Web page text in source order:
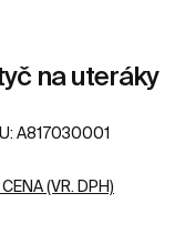
na uteráky
A817030001
(VR. DPH)